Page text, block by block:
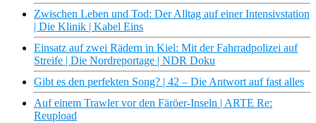
Zwischen Leben und Tod: Der Alltag auf einer Intensivstation
| Die Klinik | Kabel Eins
Einsatz auf zwei Rädern in Kiel: Mit der Fahrradpolizei auf
Streife | Die Nordreportage | NDR Doku
Gibt es den perfekten Song? | 42 – Die Antwort auf fast alles
Auf einem Trawler vor den Färöer-Inseln | ARTE Re:
Reupload